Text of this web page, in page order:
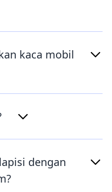
kaca mobil
dengan